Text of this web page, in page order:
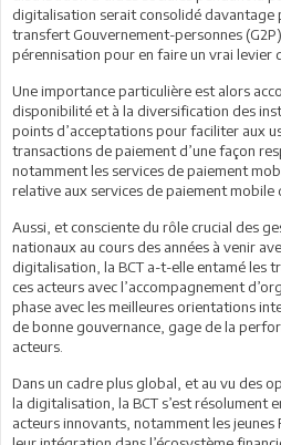
digitalisation serait consolidé davantage
transfert Gouvernement-personnes
pérennisation pour en faire un vrai levier
Une importance particulière est alors
disponibilité et à la diversification des
points d’acceptations pour faciliter aux
transactions de paiement d’une façon
notamment les services de paiement
relative aux services de paiement mobile
Aussi, et consciente du rôle crucial des
nationaux au cours des années à venir
digitalisation, la BCT a-t-elle entamé les
ces acteurs avec l’accompagnement
phase avec les meilleures orientations
de bonne gouvernance, gage de la
acteurs.
Dans un cadre plus global, et au vu des
la digitalisation, la BCT s’est résolument
acteurs innovants, notamment les